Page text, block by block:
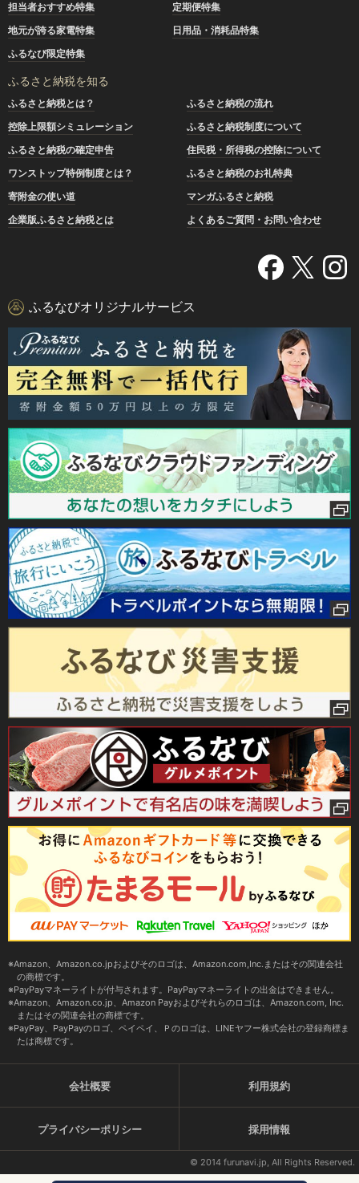
担当者おすすめ特集
定期便特集
地元が誇る家電特集
日用品・消耗品特集
ふるなび限定特集
ふるさと納税を知る
ふるさと納税とは？
ふるさと納税の流れ
控除上限額シミュレーション
ふるさと納税制度について
ふるさと納税の確定申告
住民税・所得税の控除について
ワンストップ特例制度とは？
ふるさと納税のお礼特典
寄附金の使い道
マンガふるさと納税
企業版ふるさと納税とは
よくあるご質問・お問い合わせ
ふるなびオリジナルサービス
Amazon、Amazon.co.jpおよびそのロゴは、Amazon.com,Inc.またはその関連会社
の商標です。
PayPayマネーライトが付与されます。PayPayマネーライトの出金はできません。
Amazon、Amazon.co.jp、Amazon Payおよびそれらのロゴは、Amazon.com, Inc.
またはその関連会社の商標です。
PayPay、PayPayのロゴ、ペイペイ、Ｐのロゴは、LINEヤフー株式会社の登録商標ま
たは商標です。
会社概要 利用規約
プライバシーポリシー 採用情報
© 2014 furunavi.jp, All Rights Reserved.